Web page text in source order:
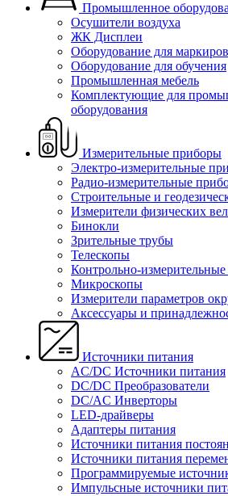
Промышленное
Осушители воздуха
ЖК Дисплеи
Оборудование для
Оборудование для обучения
Промышленная мебель
Комплектующие для
оборудования
Измерительные приборы
Электро-измерительные
Радио-измерительные
Строительные и
Измерители физических
Бинокли
Зрительные трубы
Телескопы
Контрольно-
Микроскопы
Измерители параметров
Аксессуары и
Источники питания
AC/DC Источники питания
DC/DC Преобразователи
DC/AC Инверторы
LED-драйверы
Адаптеры питания
Источники питания
Источники питания
Программируемые
Импульсные источники